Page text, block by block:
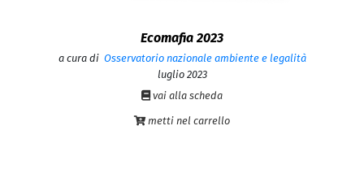
Ecomafia 2023
a cura di Osservatorio nazionale ambiente e legalità
luglio 2023
vai alla scheda
metti nel carrello